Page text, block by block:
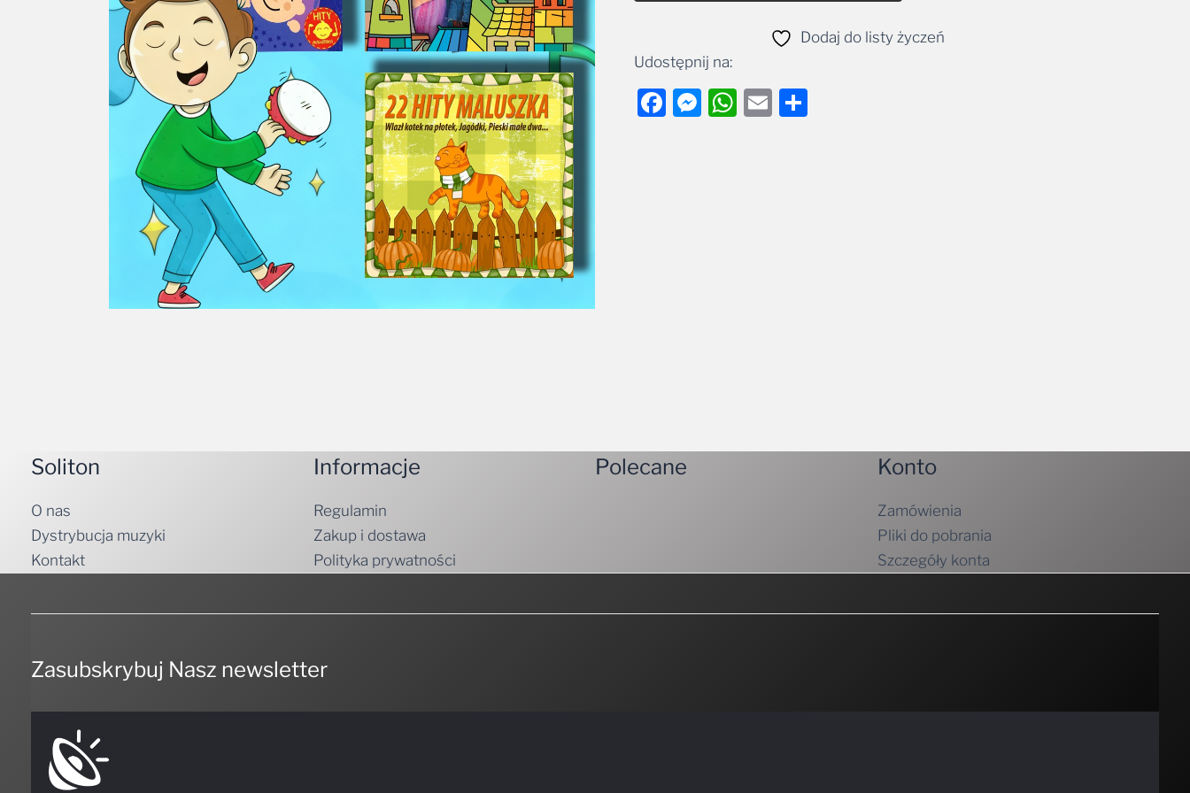
Dodaj do listy życzeń
Udostępnij na:
Facebook
Messenger
WhatsApp
EmailShare
Soliton
O nas
Dystrybucja muzyki
Kontakt
Informacje
Regulamin
Zakup i dostawa
Polityka prywatności
Polecane Konto
Zamówienia
Pliki do pobrania
Szczegóły konta
Zasubskrybuj Nasz newsletter